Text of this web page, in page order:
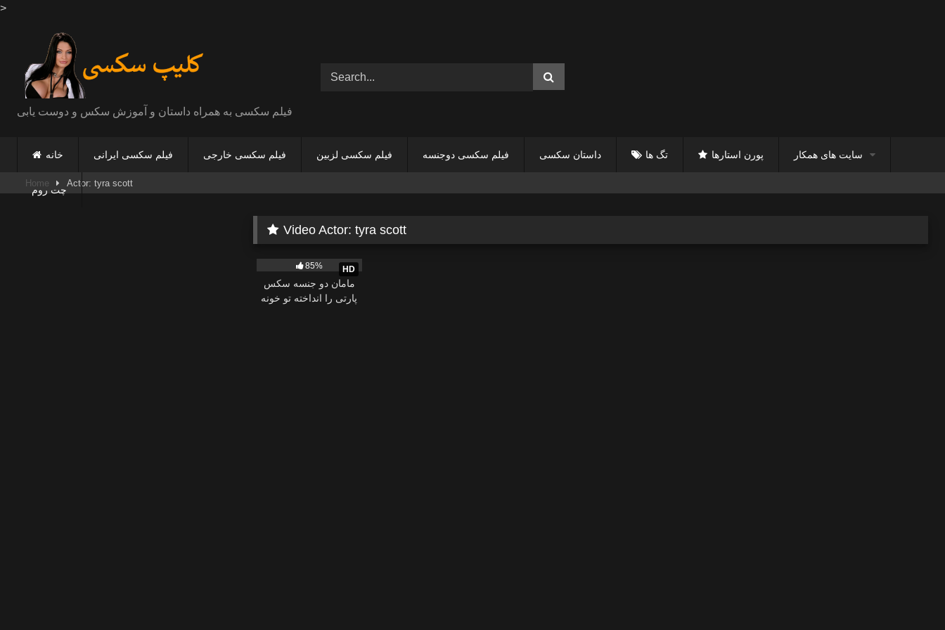
>
فیلم سکسی به همراه داستان و آموزش سکس و دوست یابی
خانه فیلم سکسی ایرانی فیلم سکسی خارجی فیلم سکسی لزبین فیلم سکسی دوجنسه داستان سکسی تگ ها پورن استارها سایت های همکار
چت روم
Home Actor: tyra scott
Video Actor:tyra scott
HD
85%
مامان دو جنسه سکس
پارتی را انداخته تو خونه